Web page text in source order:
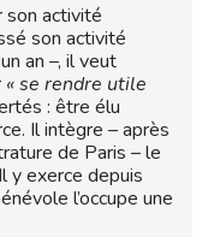
activité
son activité
an –, il veut
« se rendre utile
: être élu
Il intègre – après
de Paris – le
y exerce depuis
l’occupe une